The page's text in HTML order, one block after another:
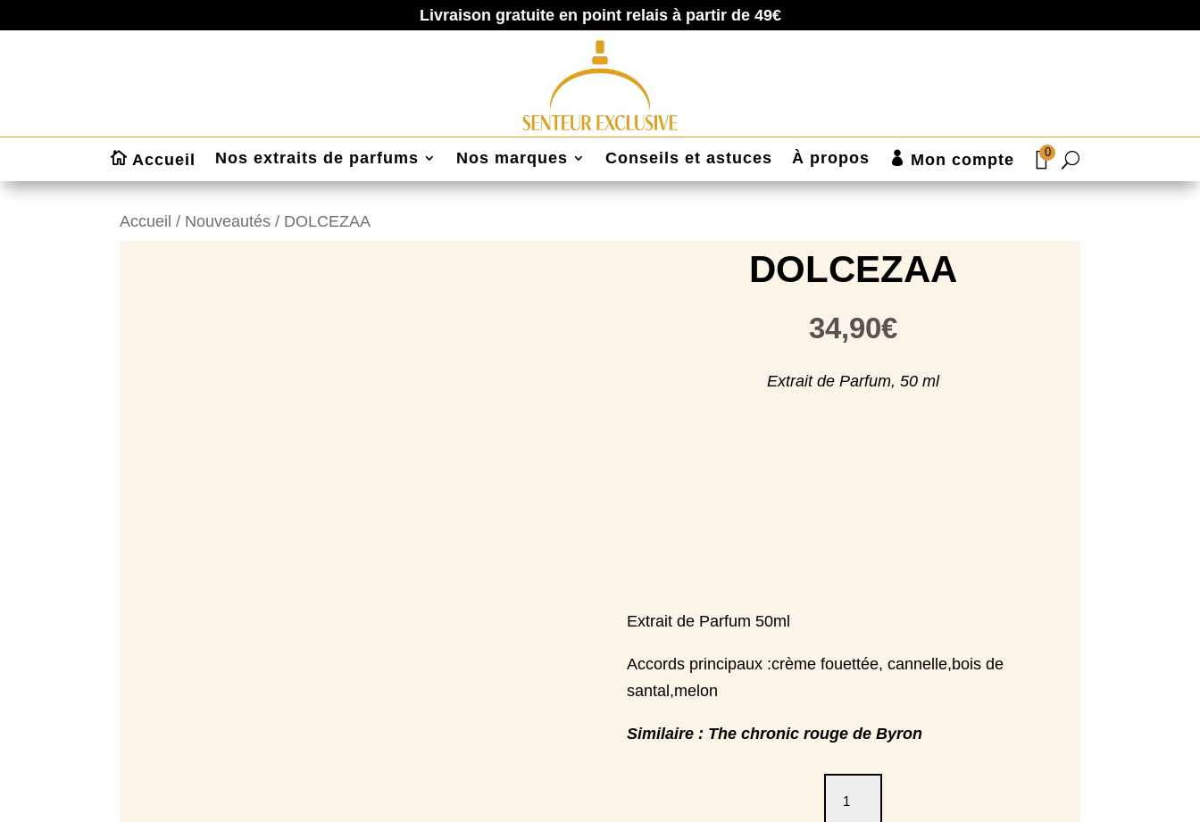
Livraison gratuite en point relais à partir de 49€
Accueil Nos extraits de parfums Nos marques Conseils et astuces À propos Mon compte 0
Accueil / Nouveautés / DOLCEZAA
DOLCEZAA
34,90€
Extrait de Parfum, 50 ml
Extrait de Parfum 50ml
Accords principaux :crème fouettée, cannelle,bois de
santal,melon
Similaire : The chronic rouge de Byron